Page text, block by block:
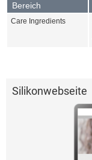
Bereich
Care Ingredients
Silikonwebseite